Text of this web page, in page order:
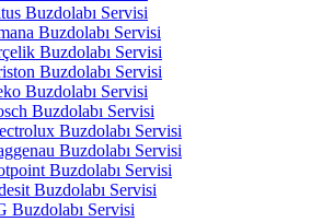
Buzdolabı Servisi
Buzdolabı Servisi
Buzdolabı Servisi
Buzdolabı Servisi
Buzdolabı Servisi
Buzdolabı Servisi
Buzdolabı Servisi
Buzdolabı Servisi
Buzdolabı Servisi
Buzdolabı Servisi
Buzdolabı Servisi